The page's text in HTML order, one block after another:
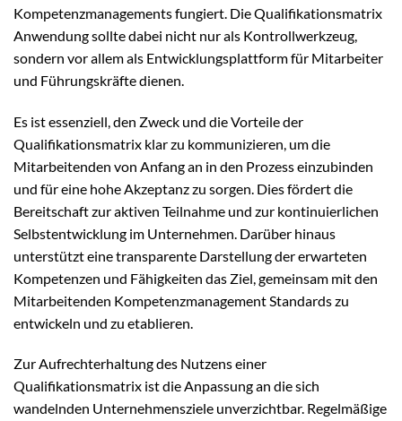
Kompetenzmanagements fungiert. Die Qualifikationsmatrix
Anwendung sollte dabei nicht nur als Kontrollwerkzeug,
sondern vor allem als Entwicklungsplattform für Mitarbeiter
und Führungskräfte dienen.
Es ist essenziell, den Zweck und die Vorteile der
Qualifikationsmatrix klar zu kommunizieren, um die
Mitarbeitenden von Anfang an in den Prozess einzubinden
und für eine hohe Akzeptanz zu sorgen. Dies fördert die
Bereitschaft zur aktiven Teilnahme und zur kontinuierlichen
Selbstentwicklung im Unternehmen. Darüber hinaus
unterstützt eine transparente Darstellung der erwarteten
Kompetenzen und Fähigkeiten das Ziel, gemeinsam mit den
Mitarbeitenden Kompetenzmanagement Standards zu
entwickeln und zu etablieren.
Zur Aufrechterhaltung des Nutzens einer
Qualifikationsmatrix ist die Anpassung an die sich
wandelnden Unternehmensziele unverzichtbar. Regelmäßige